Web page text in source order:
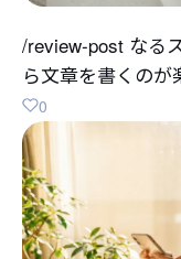
/review-post なる
ら文章を書くのが
0